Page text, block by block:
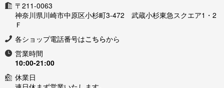
〒211-0063
神奈川県川崎市中原区小杉町3-472 武蔵小杉東急スクエア1・2
Ｆ
各ショップ電話番号はこちらから
営業時間
10:00-21:00
休業日